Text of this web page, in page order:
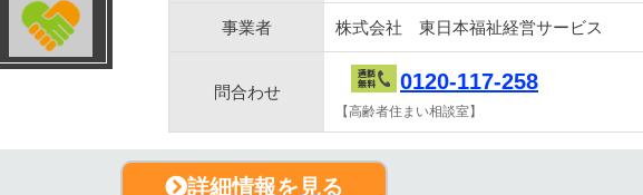
事業者 株式会社 東日本福祉経営サービス
問合わせ 0120-117-258
【高齢者住まい相談室】
詳細情報を見る